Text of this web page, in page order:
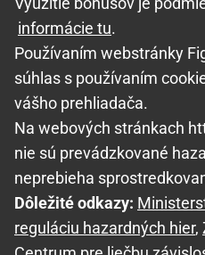
informácie tu.
Používaním webstránky
súhlas s používaním
vášho prehliadača.
Na webových stránkach
nie sú prevádzkované
neprebieha
Dôležité odkazy:
reguláciu hazardných hier,